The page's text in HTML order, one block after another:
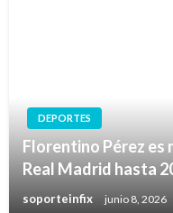
DEPORTES
Florentino Pérez es
Real Madrid hasta
soporteinfix junio 8, 2026